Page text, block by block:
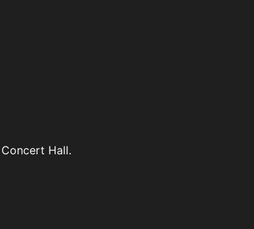
Hall.